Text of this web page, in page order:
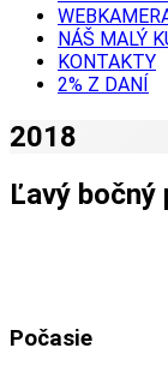
NÁŠ MALÝ
KONTAKTY
2% Z DANÍ
2018
Ľavý bočný
Počasie